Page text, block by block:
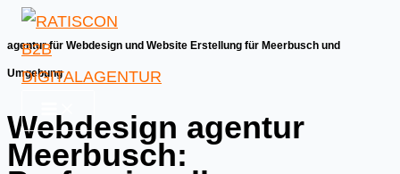
Skip
to
content
agentur für Webdesign und Website Erstellung für Meerbusch und
Umgebung
Webdesign agentur
Meerbusch: